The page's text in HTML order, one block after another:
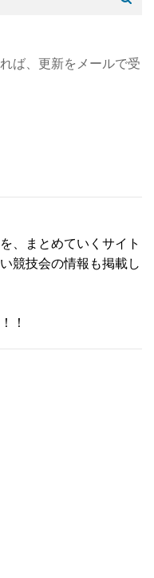
ば、更新をメールで受
、まとめていくサイト
競技会の情報も掲載し
！